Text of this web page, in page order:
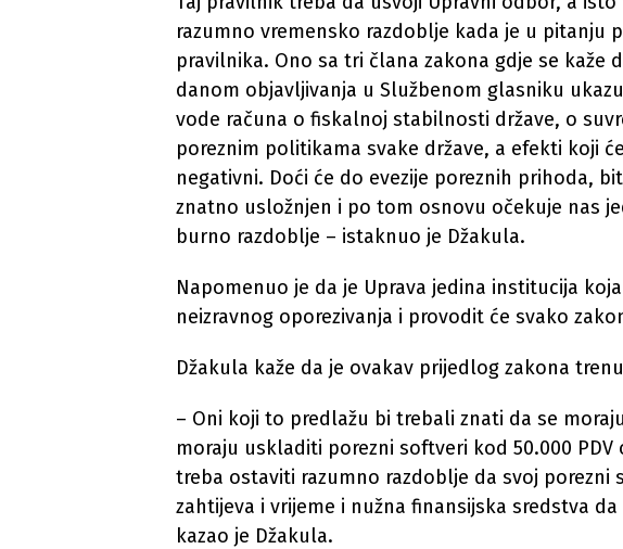
razumno vremensko razdoblje kada je u pitanju
pravilnika. Ono sa tri člana zakona gdje se kaže
danom objavljivanja u Službenom glasniku
vode računa o fiskalnoj stabilnosti države, o
poreznim politikama svake države, a efekti koji
negativni. Doći će do evezije poreznih prihoda,
znatno usložnjen i po tom osnovu očekuje nas
burno razdoblje – istaknuo je Džakula.
Napomenuo je da je Uprava jedina institucija
neizravnog oporezivanja i provodit će svako
Džakula kaže da je ovakav prijedlog zakona
– Oni koji to predlažu bi trebali znati da se
moraju uskladiti porezni softveri kod 50.000
treba ostaviti razumno razdoblje da svoj porezni
zahtijeva i vrijeme i nužna finansijska sredstva
kazao je Džakula.